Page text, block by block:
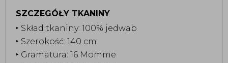
SZCZEGÓŁY TKANINY
‣ Skład tkaniny: 100% jedwab
‣ Szerokość: 140 cm
‣ Gramatura: 16 Momme